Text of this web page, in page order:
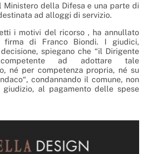
Ministero della Difesa e una parte di
ad alloggi di servizio.
i motivi del ricorso , ha annullato
firma di Franco Biondi. I giudici,
spiegano che “il Dirigente
ad adottare tale
né per competenza propria, né su
condannando il comune, non
al pagamento delle spese